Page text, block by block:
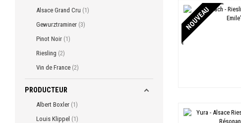
Alsace Grand Cru 1
Gewurztraminer 3
Pinot Noir 1
Riesling 2
Vin de France 2
PRODUCTEUR
Albert Boxler 1
Louis Klippel
1
NOUVEAU